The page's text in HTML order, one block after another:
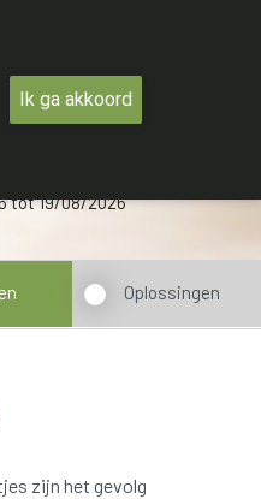
tot 19/08/2026
Oplossingen
zijn het gevolg
Ik ga akkoord